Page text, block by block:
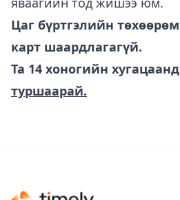
Цаг бүртгэлийн
карт шаардлагагүй.
Та 14 хоногийн хугацаанд
туршаарай.